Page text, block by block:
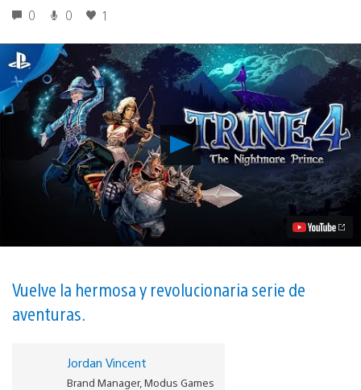
0 0 1
Reproducir
Trine
4:
The
Nightmare
Prince
a
Año
Video
Vuelve la hermosa y revolucionaria serie de
aventuras.
Jordan Vincent
Brand Manager, Modus Games